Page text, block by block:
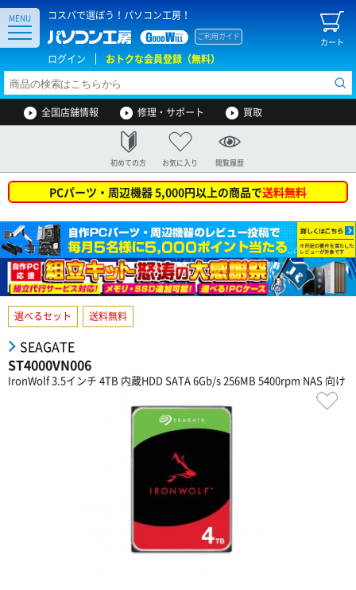
コスパで選ぼう！パソコン工房！
カート
ご利用ガイド
ログイン おトクな会員登録（無料）
MENU
全国店舗情報 修理・サポート 買取
初めての方 お気に入り 閲覧履歴
PCパーツ・周辺機器 5,000円以上の商品で送料無料
選べるセット 送料無料
SEAGATE
ST4000VN006
IronWolf 3.5インチ 4TB 内蔵HDD SATA 6Gb/s 256MB 5400rpm NAS 向け